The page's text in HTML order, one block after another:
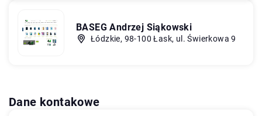
BASEG Andrzej Siąkowski
Łódzkie, 98-100 Łask, ul. Świerkowa 9
Dane kontakowe